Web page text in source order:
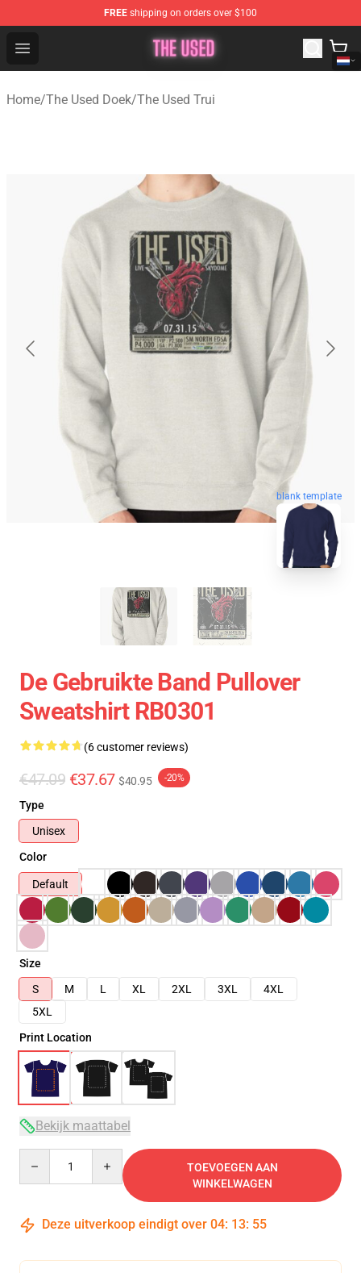
FREE shipping on orders over $100
Open menu
The Used Store - Official The Used Merchandise Shop
Home/The Used Doek/The Used Trui
blank template
De Gebruikte Band Pullover
Sweatshirt RB0301
(6 customer reviews)
€47.09 €37.67 $40.95 -20%
Type
Unisex
Color
Default
Size
S
M L XL 2XL 3XL
4XL
5XL
Print Location
Bekijk maattabel
TOEVOEGEN AAN
WINKELWAGEN
Deze uitverkoop eindigt over 04: 13: 54